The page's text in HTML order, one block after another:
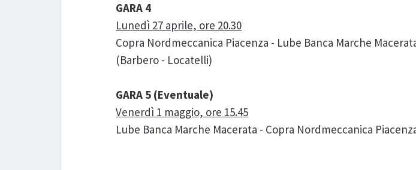
GARA 4
Lunedì 27 aprile, ore 20.30
Copra Nordmeccanica Piacenza - Lube Banca Marche Macerata
(Barbero - Locatelli)
GARA 5 (Eventuale)
Venerdì 1 maggio, ore 15.45
Lube Banca Marche Macerata - Copra Nordmeccanica Piacenza